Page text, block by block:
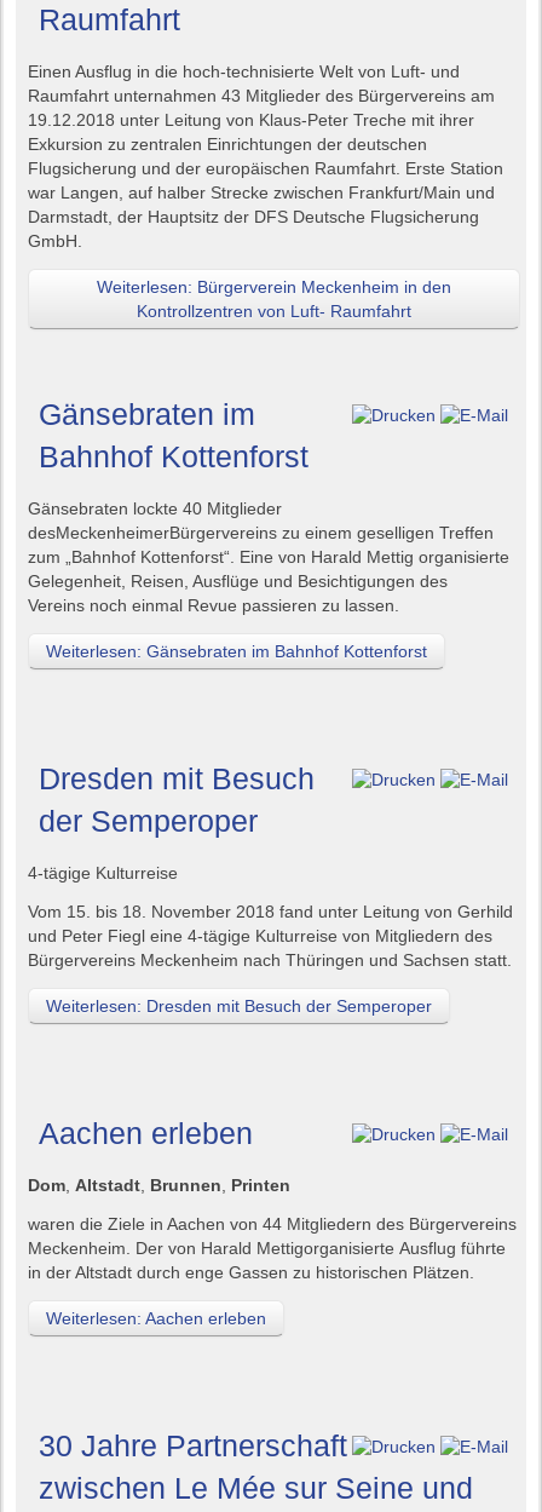
Raumfahrt
Einen Ausflug in die hoch-technisierte Welt von Luft- und
Raumfahrt unternahmen 43 Mitglieder des Bürgervereins am
19.12.2018 unter Leitung von Klaus-Peter Treche mit ihrer
Exkursion zu zentralen Einrichtungen der deutschen
Flugsicherung und der europäischen Raumfahrt. Erste Station
war Langen, auf halber Strecke zwischen Frankfurt/Main und
Darmstadt, der Hauptsitz der DFS Deutsche Flugsicherung
GmbH.
Weiterlesen: Bürgerverein Meckenheim in den
Kontrollzentren von Luft- Raumfahrt
Gänsebraten im
Bahnhof Kottenforst
Gänsebraten lockte 40 Mitglieder
desMeckenheimerBürgervereinszu einem geselligen Treffen
zum „Bahnhof Kottenforst“. Eine von Harald Mettig organisierte
Gelegenheit, Reisen, Ausflüge und Besichtigungen des
Vereins noch einmal Revue passieren zu lassen.
Weiterlesen: Gänsebraten im Bahnhof Kottenforst
Dresden mit Besuch
der Semperoper
4-tägige Kulturreise
Vom 15. bis 18. November 2018 fand unter Leitung von Gerhild
und Peter Fiegl eine 4-tägige Kulturreise von Mitgliedern des
Bürgervereins Meckenheim nach Thüringen und Sachsen statt.
Weiterlesen: Dresden mit Besuch der Semperoper
Aachen erleben
Dom Altstadt Brunnen Printen
waren die Ziele in Aachen von 44 Mitgliedern des Bürgervereins
Meckenheim. Der von Harald Mettigorganisierte Ausflug führte
in der Altstadt durch enge Gassen zu historischen Plätzen.
Weiterlesen: Aachen erleben
30 Jahre Partnerschaft
zwischen Le Mée sur Seine und